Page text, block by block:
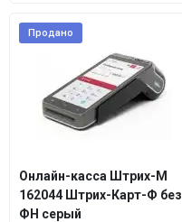
Продано
Онлайн-касса Штрих-М
162044 Штрих-Карт-Ф без
ФН серый